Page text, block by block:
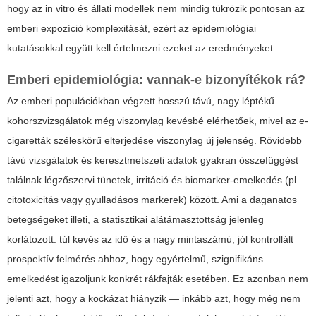
hogy az in vitro és állati modellek nem mindig tükrözik pontosan az
emberi expozíció komplexitását, ezért az epidemiológiai
kutatásokkal együtt kell értelmezni ezeket az eredményeket.
Emberi epidemiológia: vannak-e bizonyítékok rá?
Az emberi populációkban végzett hosszú távú, nagy léptékű
kohorszvizsgálatok még viszonylag kevésbé elérhetőek, mivel az e-
cigaretták széleskörű elterjedése viszonylag új jelenség. Rövidebb
távú vizsgálatok és keresztmetszeti adatok gyakran összefüggést
találnak légzőszervi tünetek, irritáció és biomarker-emelkedés (pl.
citotoxicitás vagy gyulladásos markerek) között. Ami a daganatos
betegségeket illeti, a statisztikai alátámasztottság jelenleg
korlátozott: túl kevés az idő és a nagy mintaszámú, jól kontrollált
prospektív felmérés ahhoz, hogy egyértelmű, szignifikáns
emelkedést igazoljunk konkrét rákfajták esetében. Ez azonban nem
jelenti azt, hogy a kockázat hiányzik — inkább azt, hogy még nem